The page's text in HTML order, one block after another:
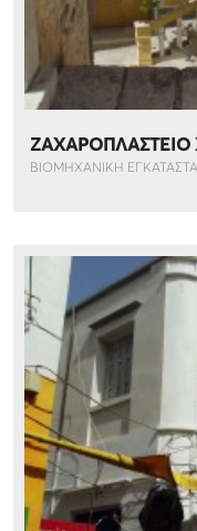
ΖΑΧΑΡΟΠΛΑΣΤΕΙΟ
ΒΙΟΜΗΧΑΝΙΚΗ